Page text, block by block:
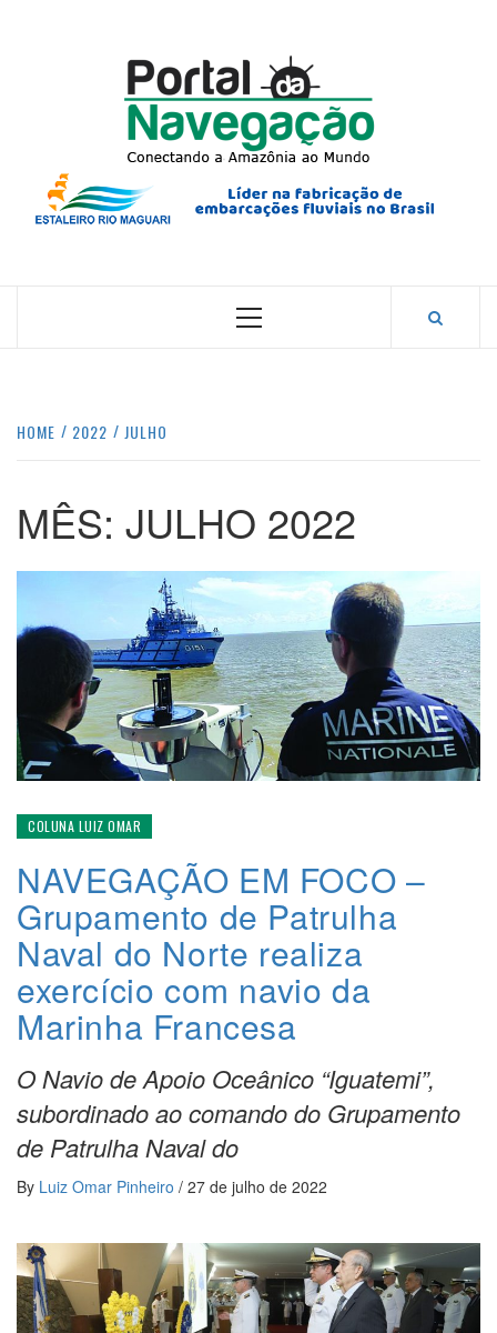
CONECTANDO A AMAZÔNIA COM O MUNDO.
Primary
HOME 2022 JULHO
MÊS: JULHO 2022
COLUNA LUIZ OMAR
NAVEGAÇÃO EM FOCO –
Grupamento de Patrulha
Naval do Norte realiza
exercício com navio da
Marinha Francesa
O Navio de Apoio Oceânico “Iguatemi”,
subordinado ao comando do Grupamento
de Patrulha Naval do
By Luiz Omar Pinheiro / 27 de julho de 2022